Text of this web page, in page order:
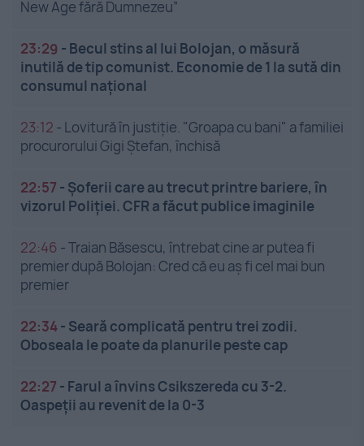
New Age fără Dumnezeu”
23:29 - Becul stins al lui Bolojan, o măsură
inutilă de tip comunist. Economie de 1 la sută din
consumul național
23:12 - Lovitură în justiție. "Groapa cu bani" a familiei
procurorului Gigi Ștefan, închisă
22:57 - Șoferii care au trecut printre bariere, în
vizorul Poliției. CFR a făcut publice imaginile
22:46 -Traian Băsescu, întrebat cine ar putea fi
premier după Bolojan: Cred că eu aș fi cel mai bun
premier
22:34- Seară complicată pentru trei zodii.
Oboseala le poate da planurile peste cap
22:27 - Farul a învins Csikszereda cu 3-2.
Oaspeții au revenit de la 0-3